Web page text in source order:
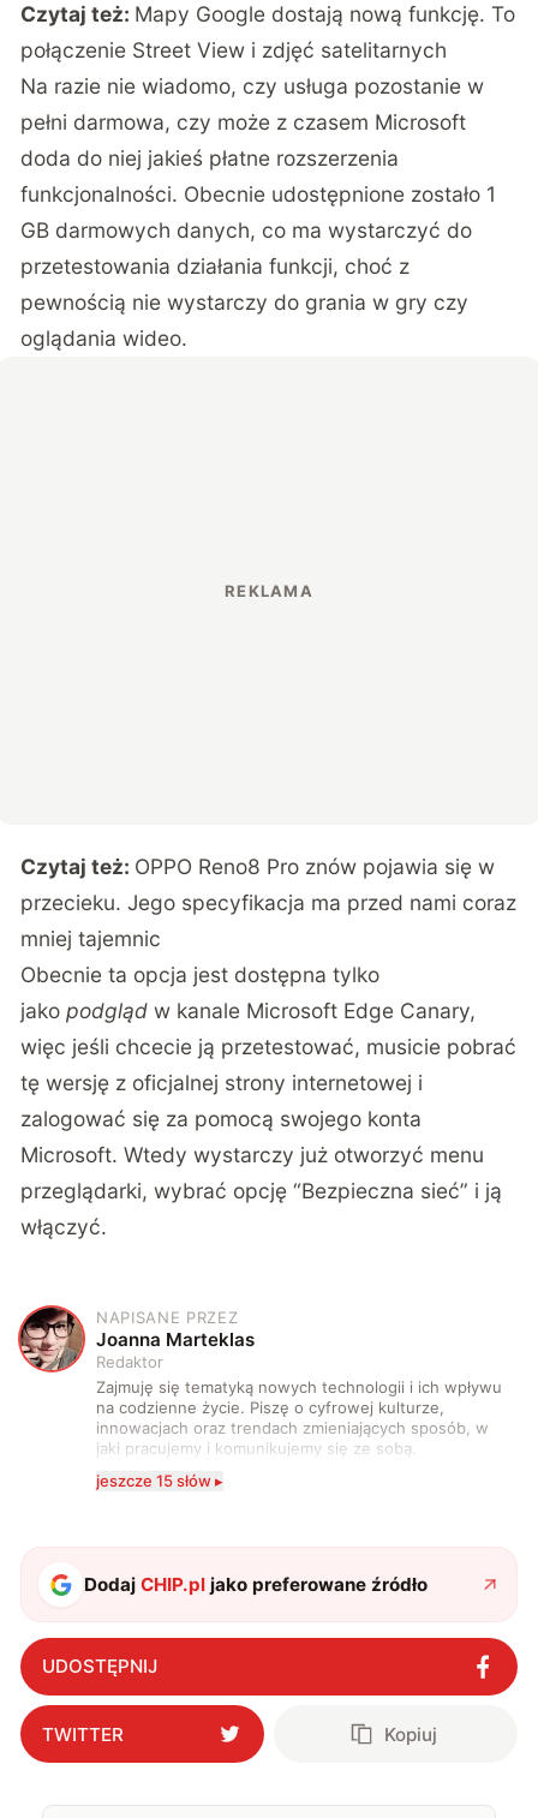
Czytaj też: Mapy Google dostają nową funkcję. To
połączenie Street View i zdjęć satelitarnych
Na razie nie wiadomo, czy usługa pozostanie w
pełni darmowa, czy może z czasem Microsoft
doda do niej jakieś płatne rozszerzenia
funkcjonalności. Obecnie udostępnione zostało 1
GB darmowych danych, co ma wystarczyć do
przetestowania działania funkcji, choć z
pewnością nie wystarczy do grania w gry czy
oglądania wideo.
Czytaj też: OPPO Reno8 Pro znów pojawia się w
przecieku. Jego specyfikacja ma przed nami coraz
mniej tajemnic
Obecnie ta opcja jest dostępna tylko
jakopodgląd w kanale Microsoft Edge Canary,
więc jeśli chcecie ją przetestować, musicie pobrać
tę wersję z oficjalnej strony internetowej i
zalogować się za pomocą swojego konta
Microsoft. Wtedy wystarczy już otworzyć menu
przeglądarki, wybrać opcję “Bezpieczna sieć” i ją
włączyć.
J
NAPISANE PRZEZ
Joanna Marteklas
Redaktor
Zajmuję się tematyką nowych technologii i ich wpływu
na codzienne życie. Piszę o cyfrowej kulturze,
innowacjach oraz trendach zmieniających sposób, w
jaki pracujemy i komunikujemy się ze sobą.
technologii a współczesną popkulturą. W wolnych
jeszcze 15 słów ▸
DodajCHIP.pl jako preferowane źródło
UDOSTĘPNIJ
TWITTER Kopiuj